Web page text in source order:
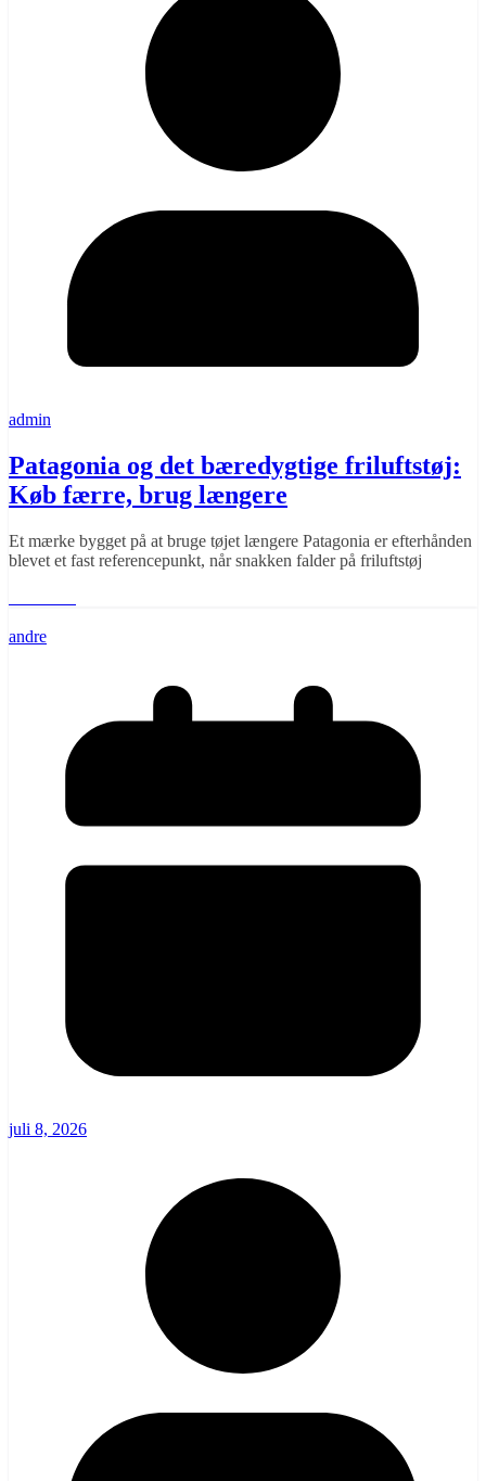
admin
Patagonia og det bæredygtige friluftstøj:
Køb færre, brug længere
Et mærke bygget på at bruge tøjet længere Patagonia er efterhånden
blevet et fast referencepunkt, når snakken falder på friluftstøj
andre
juli 8, 2026